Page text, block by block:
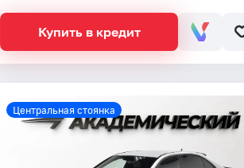
Купить в кредит
Центральная стоянка